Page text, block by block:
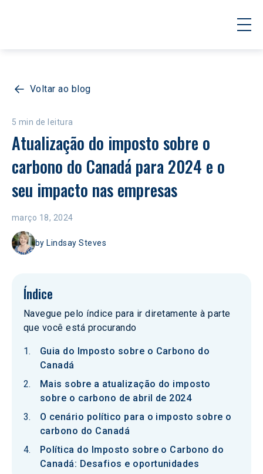
Voltar ao blog
5 min de leitura
Atualização do imposto sobre o
carbono do Canadá para 2024 e o
seu impacto nas empresas
março 18, 2024
by Lindsay Steves
Índice
Navegue pelo índice para ir diretamente à parte
que você está procurando
Guia do Imposto sobre o Carbono do
Canadá
Mais sobre a atualização do imposto
sobre o carbono de abril de 2024
O cenário político para o imposto sobre o
carbono do Canadá
Política do Imposto sobre o Carbono do
Canadá: Desafios e oportunidades